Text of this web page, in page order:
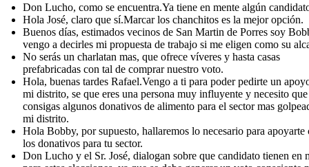
Don Lucho, como se encuentra.Ya tiene en mente algún
Hola José, claro que sí.Marcar los chanchitos es la mejor opción.
Buenos días, estimados vecinos de San Martin de Porres soy
vengo a decirles mi propuesta de trabajo si me eligen como su
No serás un charlatan mas, que ofrece víveres y hasta casas
prefabricadas con tal de comprar nuestro voto.
Hola, buenas tardes Rafael.Vengo a ti para poder pedirte un
mi distrito, se que eres una persona muy influyente y necesito
consigas algunos donativos de alimento para el sector mas
mi distrito.
Hola Bobby, por supuesto, hallaremos lo necesario para apoyarte
los donativos para tu sector.
Don Lucho y el Sr. José, dialogan sobre que candidato tienen en